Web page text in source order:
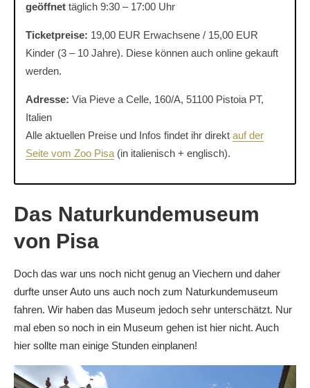
geöffnet täglich 9:30 – 17:00 Uhr
Ticketpreise: 19,00 EUR Erwachsene / 15,00 EUR
Kinder (3 – 10 Jahre). Diese können auch online gekauft
werden.
Adresse: Via Pieve a Celle, 160/A, 51100 Pistoia PT,
Italien
Alle aktuellen Preise und Infos findet ihr direkt auf der
Seite vom Zoo Pisa (in italienisch + englisch).
Das Naturkundemuseum
von Pisa
Doch das war uns noch nicht genug an Viechern und daher
durfte unser Auto uns auch noch zum Naturkundemuseum
fahren. Wir haben das Museum jedoch sehr unterschätzt. Nur
mal eben so noch in ein Museum gehen ist hier nicht. Auch
hier sollte man einige Stunden einplanen!